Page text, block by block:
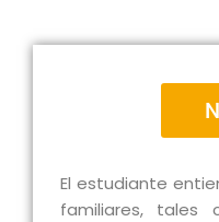
El estudiante
familiares, tales